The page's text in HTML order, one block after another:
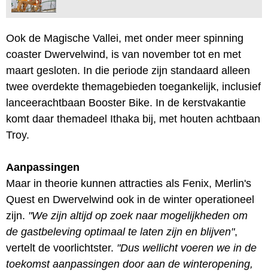
Ook de Magische Vallei, met onder meer spinning
coaster Dwervelwind, is van november tot en met
maart gesloten. In die periode zijn standaard alleen
twee overdekte themagebieden toegankelijk, inclusief
lanceerachtbaan Booster Bike. In de kerstvakantie
komt daar themadeel Ithaka bij, met houten achtbaan
Troy.
Aanpassingen
Maar in theorie kunnen attracties als Fenix, Merlin's
Quest en Dwervelwind ook in de winter operationeel
zijn. "We zijn altijd op zoek naar mogelijkheden om
de gastbeleving optimaal te laten zijn en blijven",
vertelt de voorlichtster. "Dus wellicht voeren we in de
toekomst aanpassingen door aan de winteropening,